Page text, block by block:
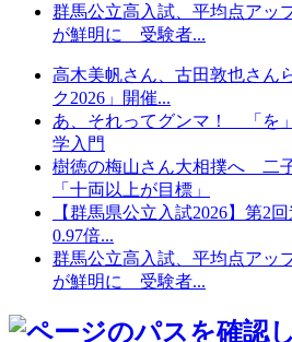
群馬公立高入試、平均点ア
が鮮明に 受験者...
高木美帆さん、古田敦也さん
ク2026」開催...
あ、それってグンマ！ 「を
学入門
樹徳の梅山さん大相撲へ 二
「十両以上が目標」
【群馬県公立入試2026】第
0.97倍...
群馬公立高入試、平均点ア
が鮮明に 受験者...